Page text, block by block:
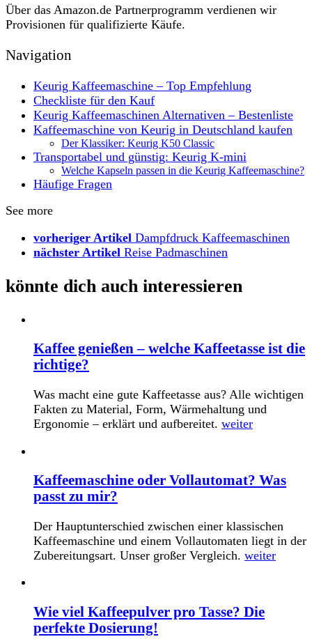
Über das Amazon.de Partnerprogramm verdienen wir
Provisionen für qualifizierte Käufe.
Navigation
Keurig Kaffeemaschine – Top Empfehlung
Checkliste für den Kauf
Keurig Kaffeemaschinen Alternativen – Bestenliste
Kaffeemaschine von Keurig in Deutschland kaufen
Der Klassiker: Keurig K50 Classic
Transportabel und günstig: Keurig K-mini
Welche Kapseln passen in die Keurig Kaffeemaschine?
Häufige Fragen
See more
vorheriger Artikel Dampfdruck Kaffeemaschinen
nächster Artikel Reise Padmaschinen
könnte dich auch interessieren
Kaffee genießen – welche Kaffeetasse ist die
richtige?
Was macht eine gute Kaffeetasse aus? Alle wichtigen
Fakten zu Material, Form, Wärmehaltung und
Ergonomie – erklärt und aufbereitet. weiter
Kaffeemaschine oder Vollautomat? Was
passt zu mir?
Der Hauptunterschied zwischen einer klassischen
Kaffeemaschine und einem Vollautomaten liegt in der
Zubereitungsart. Unser großer Vergleich. weiter
Wie viel Kaffeepulver pro Tasse? Die
perfekte Dosierung!